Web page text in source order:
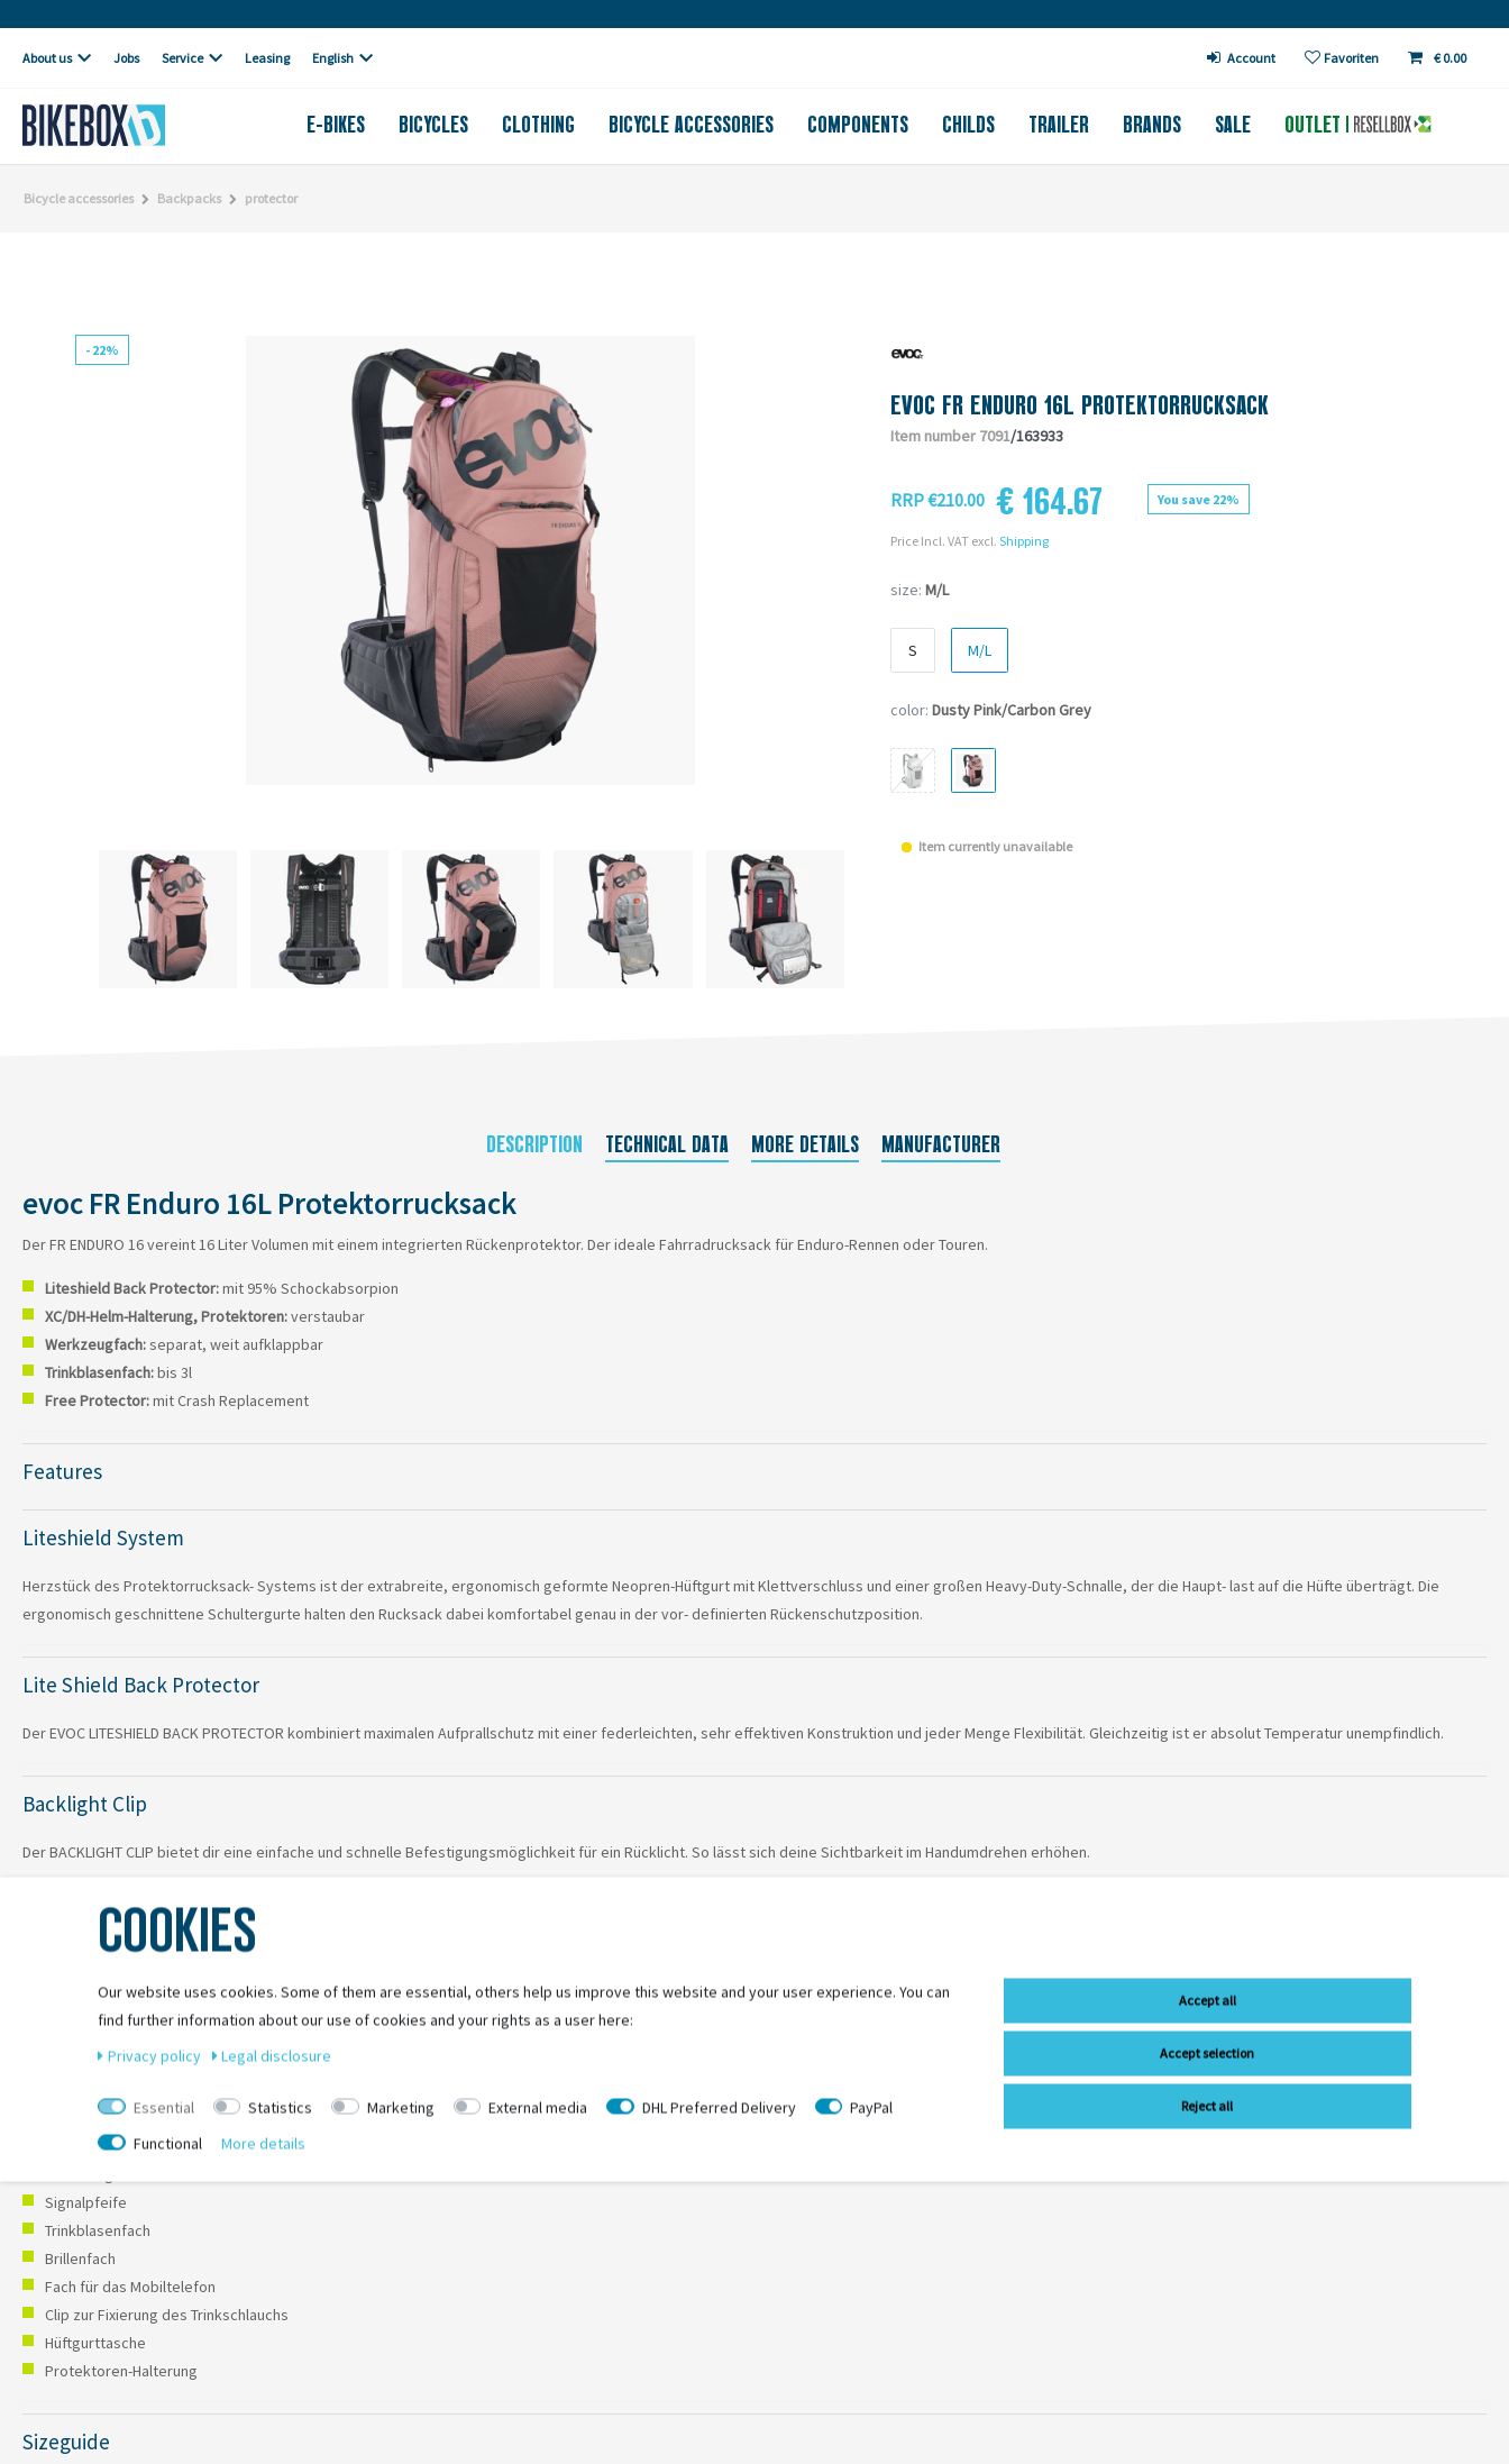
About us Jobs Service Leasing English Account Favoriten € 0.00
E-BIKES BICYCLES CLOTHING BICYCLE ACCESSORIES COMPONENTS CHILDS TRAILER BRANDS SALE OUTLET
Bicycle accessories Backpacks protector
- 22%
EVOC FR ENDURO 16L PROTEKTORRUCKSACK
Item number 7091/163933
RRP €210.00 € 164.67 You save 22%
Price Incl. VAT excl. Shipping
size: M/L
S M/L
color: Dusty Pink/Carbon Grey
Item currently unavailable
DESCRIPTION TECHNICAL DATA MORE DETAILS MANUFACTURER
evoc FR Enduro 16L Protektorrucksack
Der FR ENDURO 16 vereint 16 Liter Volumen mit einem integrierten Rückenprotektor. Der ideale Fahrradrucksack für Enduro-Rennen oder Touren.
Liteshield Back Protector:mit 95% Schockabsorpion
XC/DH-Helm-Halterung, Protektoren:verstaubar
Werkzeugfach:separat, weit aufklappbar
Trinkblasenfach:bis 3l
Free Protector:mit Crash Replacement
Features
Liteshield System
Herzstück des Protektorrucksack- Systems ist der extrabreite, ergonomisch geformte Neopren-Hüftgurt mit Klettverschluss und einer großen Heavy-Duty-Schnalle, der die Haupt- last auf die Hüfte überträgt. Die
ergonomisch geschnittene Schultergurte halten den Rucksack dabei komfortabel genau in der vor- definierten Rückenschutzposition.
Lite Shield Back Protector
Der EVOC LITESHIELD BACK PROTECTOR kombiniert maximalen Aufprallschutz mit einer federleichten, sehr effektiven Konstruktion und jeder Menge Flexibilität. Gleichzeitig ist er absolut Temperatur unempfindlich.
Backlight Clip
Der BACKLIGHT CLIP bietet dir eine einfache und schnelle Befestigungsmöglichkeit für ein Rücklicht. So lässt sich deine Sichtbarkeit im Handumdrehen erhöhen.
2-Step Zip System
gesamten Inhalt. Die Topload-Variante ist praktisch, wenn du unterwegs bist.
Weitere Highlights
Fach für Bikepark oder Geländekarten.
Key Holder
Signalpfeife
Trinkblasenfach
Brillenfach
Fach für das Mobiltelefon
Clip zur Fixierung des Trinkschlauchs
Hüftgurttasche
Protektoren-Halterung
Sizeguide
COOKIES
Our website uses cookies. Some of them are essential, others help us improve this website and your user experience. You can
find further information about our use of cookies and your rights as a user here:
Privacy policy
Legal disclosure
Essential Statistics Marketing External media DHL Preferred Delivery
PayPal
Functional
More details
Accept all
Accept selection
Reject all